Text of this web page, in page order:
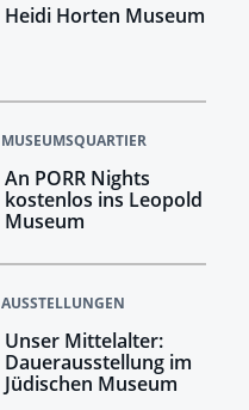
Heidi Horten Museum
MUSEUMSQUARTIER
An PORR Nights
kostenlos ins Leopold
Museum
AUSSTELLUNGEN
Unser Mittelalter:
Dauerausstellung im
Jüdischen Museum